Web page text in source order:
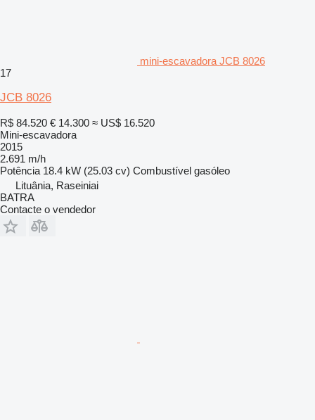
mini-escavadora JCB 8026
17
JCB 8026
R$ 84.520 € 14.300 ≈ US$ 16.520
Mini-escavadora
2015
2.691 m/h
Potência 18.4 kW (25.03 cv) Combustível gasóleo
Lituânia, Raseiniai
BATRA
Contacte o vendedor